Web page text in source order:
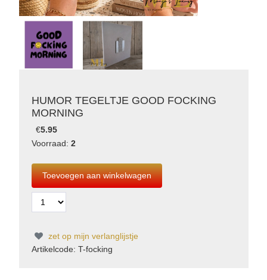
HUMOR TEGELTJE GOOD FOCKING
MORNING
€5.95
Voorraad: 2
zet op mijn verlanglijstje
Artikelcode: T-focking